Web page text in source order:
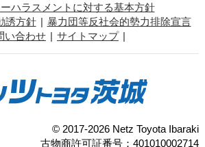
ハラスメントに対する基本方針
誘方針
暴力団等反社会的勢力排除宣言
い合わせ
サイトマップ
© 2017-2026 Netz Toyota Ibaraki
古物商許可証番号：401010002714